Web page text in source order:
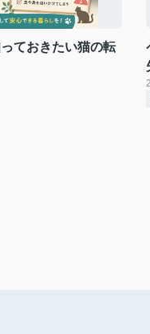
ておきたい猫の転